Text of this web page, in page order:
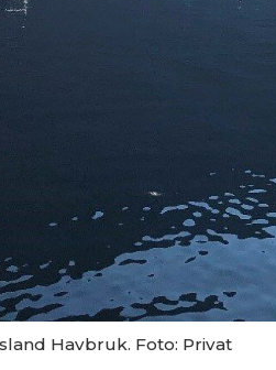
Havbruk. Foto: Privat